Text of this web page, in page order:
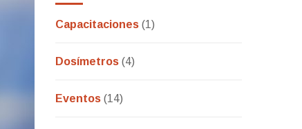
Capacitaciones (1)
Dosímetros (4)
Eventos (14)